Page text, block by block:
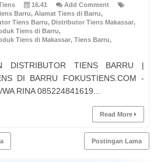
16.41
Add Comment
Barru, Alamat Tiens di Barru,
Tiens Barru, Distributor Tiens Makassar,
Tiens di Barru,
Tiens di Makassar, Tiens Barru,
DISTRIBUTOR TIENS BARRU |
DI BARRU FOKUSTIENS.COM -
RINA 085224841619...
Read More
Postingan Lama